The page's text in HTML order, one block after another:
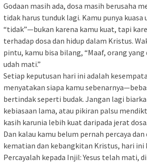
Godaan masih ada, dosa masih berusaha
tidak harus tunduk lagi. Kamu punya
“tidak”—bukan karena kamu kuat, tapi
terhadap dosa dan hidup dalam Kristus.
pintu, kamu bisa bilang, “Maaf, orang
udah mati.”
Setiap keputusan hari ini adalah
menyatakan siapa kamu
bertindak seperti budak. Jangan lagi
kebiasaan lama, atau pikiran palsu
kasih karunia lebih kuat daripada jerat dosa.
Dan kalau kamu belum pernah percaya
kematian dan kebangkitan Kristus, hari ini
Percayalah kepada Injil: Yesus telah mati,